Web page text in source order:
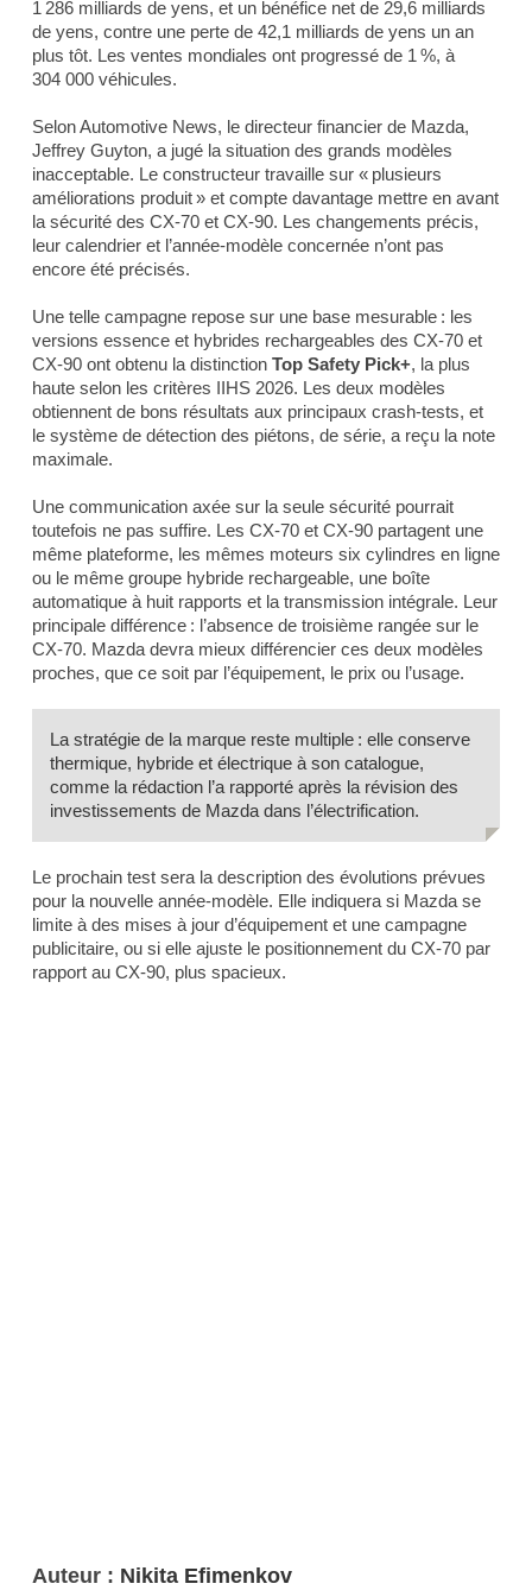
1 286 milliards de yens, et un bénéfice net de 29,6 milliards
de yens, contre une perte de 42,1 milliards de yens un an
plus tôt. Les ventes mondiales ont progressé de 1 %, à
304 000 véhicules.
SelonAutomotive News, le directeur financier de Mazda,
Jeffrey Guyton, a jugé la situation des grands modèles
inacceptable. Le constructeur travaille sur « plusieurs
améliorations produit » et compte davantage mettre en avant
la sécurité des CX-70 et CX-90. Les changements précis,
leur calendrier et l’année-modèle concernée n’ont pas
encore été précisés.
Une telle campagne repose sur une base mesurable : les
versions essence et hybrides rechargeables des CX-70 et
CX-90 ont obtenu la distinction Top Safety Pick+, la plus
haute selon les critères IIHS 2026. Les deux modèles
obtiennent de bons résultats aux principaux crash-tests, et
le système de détection des piétons, de série, a reçu la note
maximale.
Une communication axée sur la seule sécurité pourrait
toutefois ne pas suffire. Les CX-70 et CX-90 partagent une
même plateforme, les mêmes moteurs six cylindres en ligne
ou le même groupe hybride rechargeable, une boîte
automatique à huit rapports et la transmission intégrale. Leur
principale différence : l’absence de troisième rangée sur le
CX-70. Mazda devra mieux différencier ces deux modèles
proches, que ce soit par l’équipement, le prix ou l’usage.
La stratégie de la marque reste multiple : elle conserve
thermique, hybride et électrique à son catalogue,
comme la rédaction l’a rapporté après la révision des
investissements de Mazda dans l’électrification.
Le prochain test sera la description des évolutions prévues
pour la nouvelle année-modèle. Elle indiquera si Mazda se
limite à des mises à jour d’équipement et une campagne
publicitaire, ou si elle ajuste le positionnement du CX-70 par
rapport au CX-90, plus spacieux.
Auteur : Nikita Efimenkov